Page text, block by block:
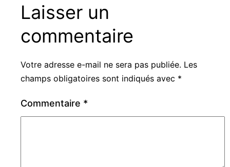
Laisser un
commentaire
Votre adresse e-mail ne sera pas publiée. Les
champs obligatoires sont indiqués avec *
Commentaire *